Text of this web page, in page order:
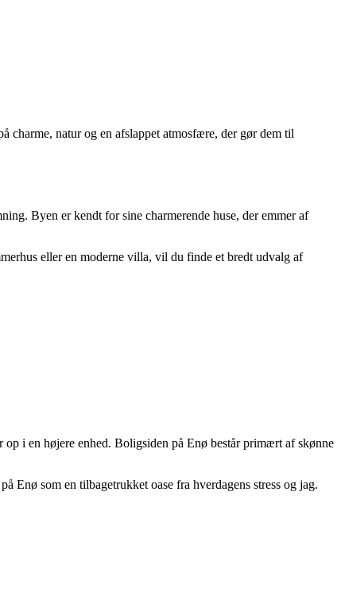
natur og en afslappet atmosfære, der gør dem til
Byen er kendt for sine charmerende huse, der emmer af
eller en moderne villa, vil du finde et bredt udvalg af
i en højere enhed. Boligsiden på Enø består primært af skønne
som en tilbagetrukket oase fra hverdagens stress og jag.